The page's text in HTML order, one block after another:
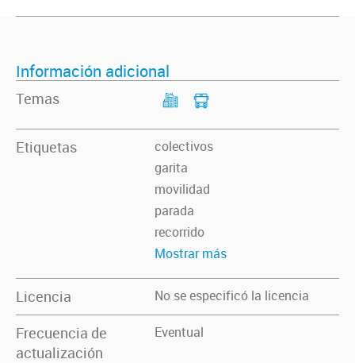
Información adicional
Temas
Etiquetas
colectivos
garita
movilidad
parada
recorrido
Mostrar más
Licencia No se especificó la licencia
Frecuencia de
actualización
Eventual